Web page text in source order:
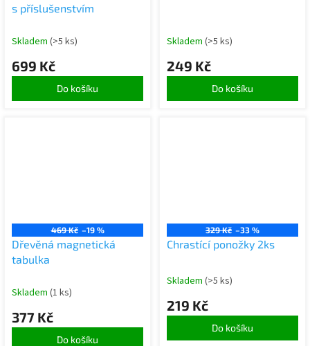
s příslušenstvím
Skladem (>5 ks)
699 Kč
Do košíku
Skladem (>5 ks)
249 Kč
Do košíku
469 Kč –19 %
Dřevěná magnetická
tabulka
Skladem (1 ks)
377 Kč
Do košíku
329 Kč –33 %
Chrastící ponožky 2ks
Skladem (>5 ks)
219 Kč
Do košíku